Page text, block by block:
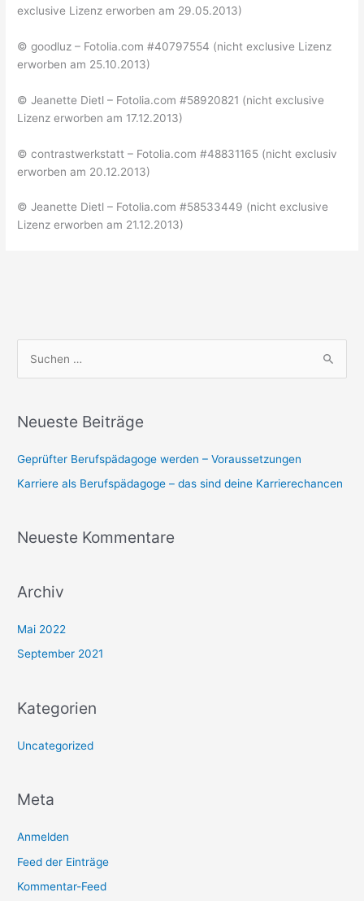
exclusive Lizenz erworben am 29.05.2013)
© goodluz – Fotolia.com #40797554 (nicht exclusive Lizenz
erworben am 25.10.2013)
© Jeanette Dietl – Fotolia.com #58920821 (nicht exclusive
Lizenz erworben am 17.12.2013)
© contrastwerkstatt – Fotolia.com #48831165 (nicht exclusiv
erworben am 20.12.2013)
© Jeanette Dietl – Fotolia.com #58533449 (nicht exclusive
Lizenz erworben am 21.12.2013)
h
c
Neueste Beiträge
Geprüfter Berufspädagoge werden – Voraussetzungen
Karriere als Berufspädagoge – das sind deine Karrierechancen
Neueste Kommentare
Archiv
Mai 2022
September 2021
Kategorien
Uncategorized
Meta
Anmelden
Feed der Einträge
Kommentar-Feed